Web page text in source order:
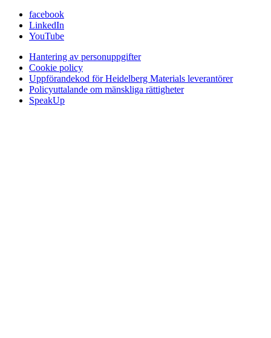
facebook
LinkedIn
YouTube
Hantering av personuppgifter
Cookie policy
Uppförandekod för Heidelberg Materials leverantörer
Policyuttalande om mänskliga rättigheter
SpeakUp